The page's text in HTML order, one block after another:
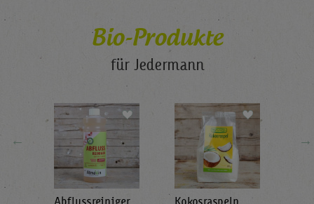
Bio-Produkte
für Jedermann
←
Abflussreiniger Kokosraspeln
→